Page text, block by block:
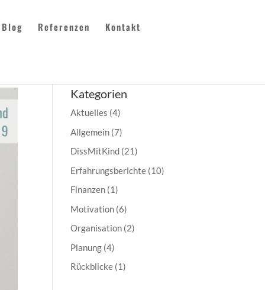
Blog Referenzen Kontakt
Kategorien
Aktuelles (4)
Allgemein (7)
DissMitKind (21)
Erfahrungsberichte (10)
Finanzen (1)
Motivation (6)
Organisation (2)
Planung (4)
Rückblicke (1)